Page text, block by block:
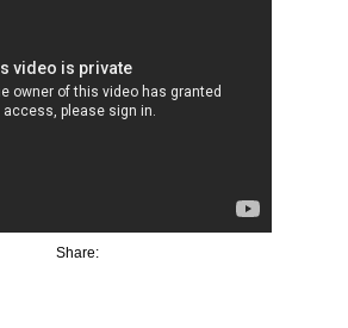
Share: